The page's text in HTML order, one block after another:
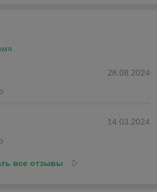
28.08.2024
14.03.2024
все отзывы